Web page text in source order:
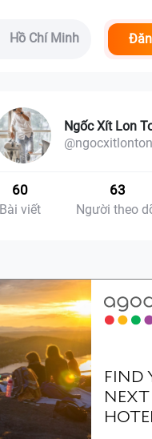
Hồ Chí Minh
Ngốc Xít Lon
@ngocxitlonton
60
Bài viết
63
Người theo